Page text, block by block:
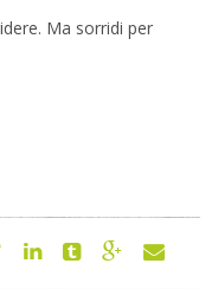
Ma sorridi per